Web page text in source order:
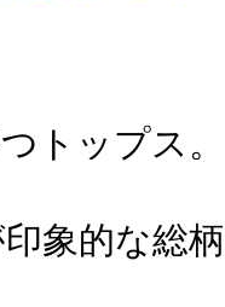
トップス。
象的な総